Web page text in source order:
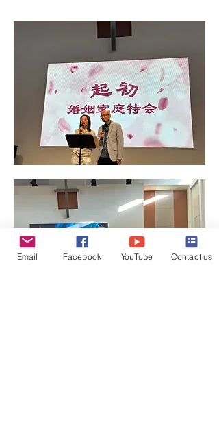
Email Facebook YouTube Contact us